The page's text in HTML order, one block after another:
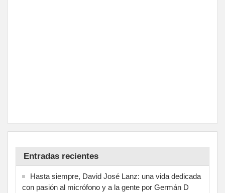
Entradas recientes
Hasta siempre, David José Lanz: una vida dedicada
con pasión al micrófono y a la gente por Germán D